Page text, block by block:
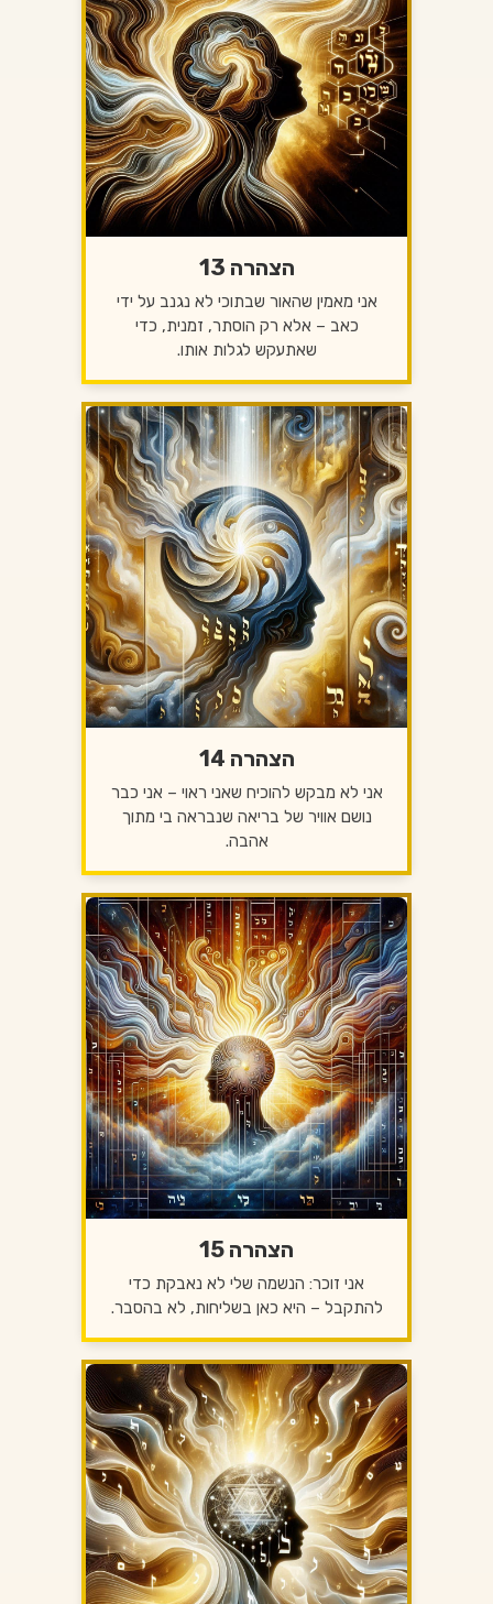
הצהרה 13
אני מאמין שהאור שבתוכי לא נגנב על ידי
כאב – אלא רק הוסתר, זמנית, כדי
שאתעקש לגלות אותו.
הצהרה 14
אני לא מבקש להוכיח שאני ראוי – אני כבר
נושם אוויר של בריאה שנבראה בי מתוך
אהבה.
הצהרה 15
אני זוכר: הנשמה שלי לא נאבקת כדי
להתקבל – היא כאן בשליחות, לא בהסבר.